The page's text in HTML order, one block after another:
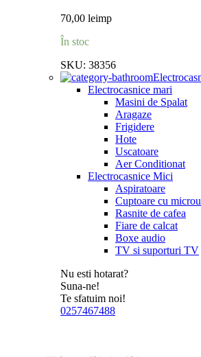
70,00 leimp
În stoc
SKU: 38356
Electrocasnice mari
Masini de Spalat
Aragaze
Frigidere
Hote
Uscatoare
Aer Conditionat
Electrocasnice Mici
Aspiratoare
Cuptoare cu
Rasnite de cafea
Fiare de calcat
Boxe audio
TV si suporturi TV
Nu esti hotarat?
Suna-ne!
Te sfatuim noi!
0257467488